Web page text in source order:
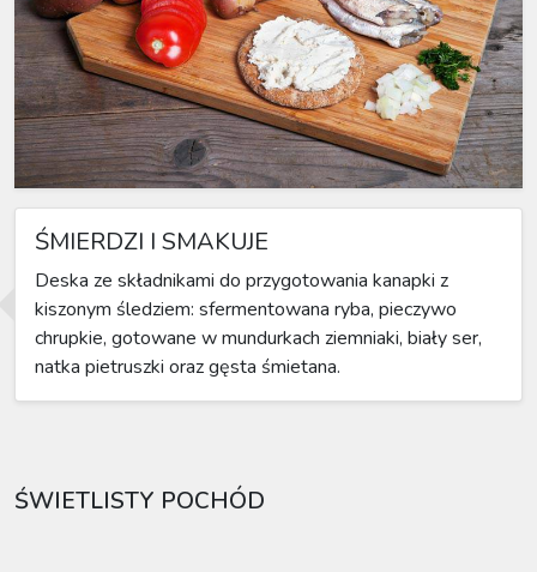
ŚMIERDZI I SMAKUJE
Deska ze składnikami do przygotowania kanapki z
kiszonym śledziem: sfermentowana ryba, pieczywo
chrupkie, gotowane w mundurkach ziemniaki, biały ser,
natka pietruszki oraz gęsta śmietana.
ŚWIETLISTY POCHÓD